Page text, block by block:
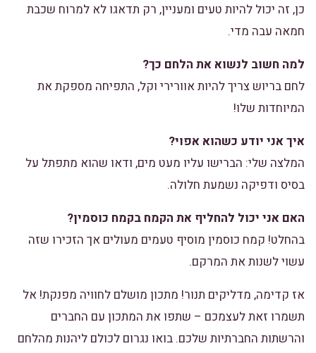
כן, זה יכול להיות טעים ומעניין, רק תדאגו לא למרוח שכבת
חמאה עבה מדי.
למה חשוב לנשוא את הלחם כך?
לחם בריוש צריך להיות אוורירי וקל, התפיחה מספקת את
המיוחדות שלו!
איך אני יודע כשהוא אפוי?
המלצה שלי: הברישו עליו מעט מים, ודאו שהוא מתפתל על
בסיס ודפיקה נשמעת חלולה.
האם אני יכול להחליף את הקמח בקמח כוסמין?
בהחלט! קמח כוסמין מוסיף טעמים מעולים אך הזכירו שזה
עשוי לשנות את המרקם.
אז קדימה, מדליקים תנור! מתכון מושלם לחוויה מפנקת! אל
תשמרו זאת לעצמכם – שתפו את המתכון עם החברים
והרשתות החברתיות שלכם. בואו נגרום לכולם ליהנות מהלחם